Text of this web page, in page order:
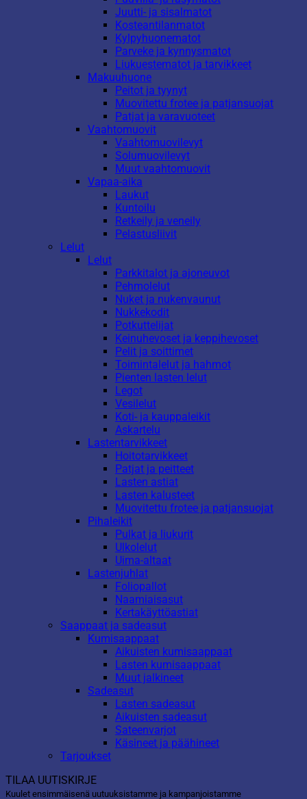
Juutti- ja sisalmatot
Kosteantilanmatot
Kylpyhuonematot
Parveke ja kynnysmatot
Liukuestematot ja tarvikkeet
Makuuhuone
Peitot ja tyynyt
Muovitettu frotee ja patjansuojat
Patjat ja varavuoteet
Vaahtomuovit
Vaahtomuovilevyt
Solumuovilevyt
Muut vaahtomuovit
Vapaa-aika
Laukut
Kuntoilu
Retkeily ja veneily
Pelastusliivit
Lelut
Lelut
Parkkitalot ja ajoneuvot
Pehmolelut
Nuket ja nukenvaunut
Nukkekodit
Potkuttelijat
Keinuhevoset ja keppihevoset
Pelit ja soittimet
Toimintalelut ja hahmot
Pienten lasten lelut
Legot
Vesilelut
Koti- ja kauppaleikit
Askartelu
Lastentarvikkeet
Hoitotarvikkeet
Patjat ja peitteet
Lasten astiat
Lasten kalusteet
Muovitettu frotee ja patjansuojat
Pihaleikit
Pulkat ja liukurit
Ulkolelut
Uima-altaat
Lastenjuhlat
Foliopallot
Naamiaisasut
Kertakäyttöastiat
Saappaat ja sadeasut
Kumisaappaat
Aikuisten kumisaappaat
Lasten kumisaappaat
Muut jalkineet
Sadeasut
Lasten sadeasut
Aikuisten sadeasut
Sateenvarjot
Käsineet ja päähineet
Tarjoukset
TILAA UUTISKIRJE
Kuulet ensimmäisenä uutuuksistamme ja kampanjoistamme